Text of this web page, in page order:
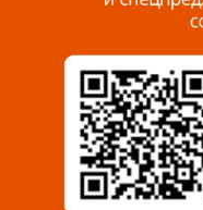
Миасс, ул.
8 922 500 30 39
Сызрань, ул.
8 927 009 54 63